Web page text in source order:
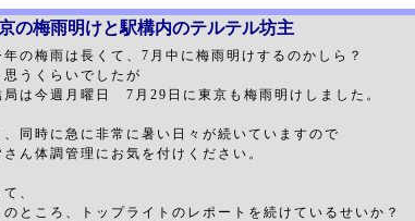
の梅雨明けと駅構内のテルテル坊主
年の梅雨は長くて、7月中に梅雨明けするのかしら？
思うくらいでしたが
局は今週月曜日 7月29日に東京も梅雨明けしました。
、同時に急に非常に暑い日々が続いていますので
さん体調管理にお気を付けください。
て、
のところ、トップライトのレポートを続けているせいか？